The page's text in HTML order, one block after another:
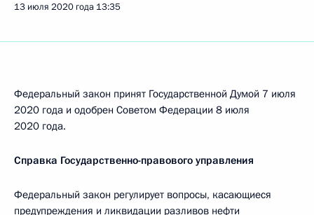
13 июля 2020 года 13:35
Федеральный закон принят Государственной Думой 7 июля
2020 года и одобрен Советом Федерации 8 июля
2020 года.
Справка Государственно-правового управления
Федеральный закон регулирует вопросы, касающиеся
предупреждения и ликвидации разливов нефти